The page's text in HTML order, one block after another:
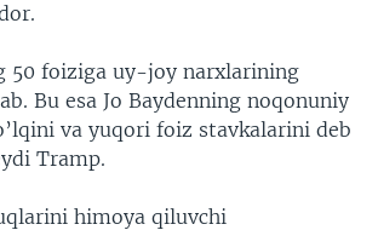
50 foiziga uy-joy narxlarining
Bu esa Jo Baydenning noqonuniy
va yuqori foiz stavkalarini deb
Tramp.
himoya qiluvchi